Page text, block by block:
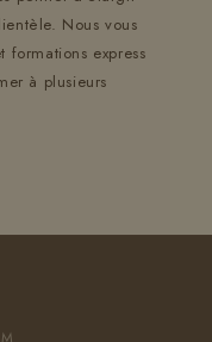
Nous vous
formations express
à plusieurs